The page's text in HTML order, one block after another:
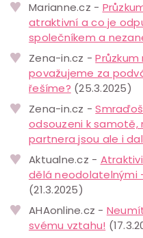
Marianne.cz -
atraktivní a co je
společníkem a
Zena-in.cz -
považujeme za
řešíme? (25.3.2025)
Zena-in.cz -
odsouzeni k samotě,
partnera jsou ale i
Aktualne.cz -
dělá neodolatelnými
(21.3.2025)
AHAonline.cz -
svému vztahu!